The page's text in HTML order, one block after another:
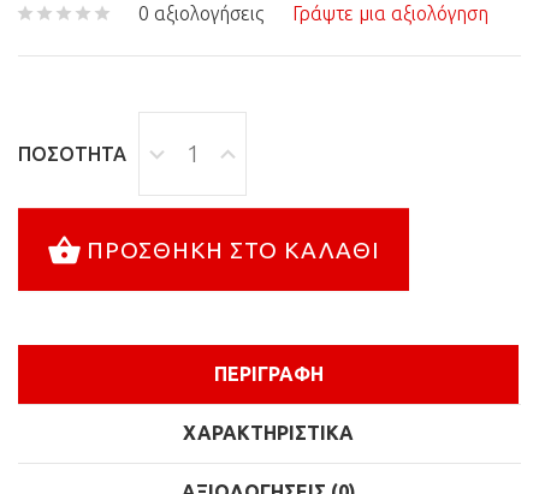
0 αξιολογήσεις Γράψτε μια αξιολόγηση
ΠΟΣΌΤΗΤΑ
ΠΡΟΣΘΉΚΗ ΣΤΟ ΚΑΛΆΘΙ
ΠΕΡΙΓΡΑΦΉ
ΧΑΡΑΚΤΗΡΙΣΤΙΚΆ